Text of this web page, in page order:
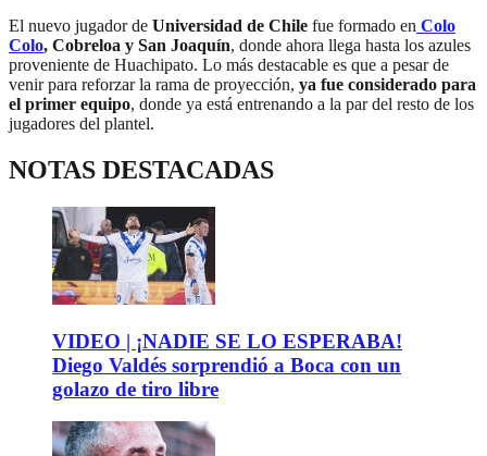
El nuevo jugador de Universidad de Chile fue formado en Colo
Colo, Cobreloa y San Joaquín, donde ahora llega hasta los azules
proveniente de Huachipato. Lo más destacable es que a pesar de
venir para reforzar la rama de proyección, ya fue considerado para
el primer equipo, donde ya está entrenando a la par del resto de los
jugadores del plantel.
NOTAS DESTACADAS
VIDEO | ¡NADIE SE LO ESPERABA!
Diego Valdés sorprendió a Boca con un
golazo de tiro libre